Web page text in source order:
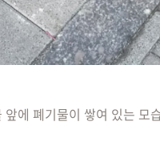
에 폐기물이 쌓여 있는 모